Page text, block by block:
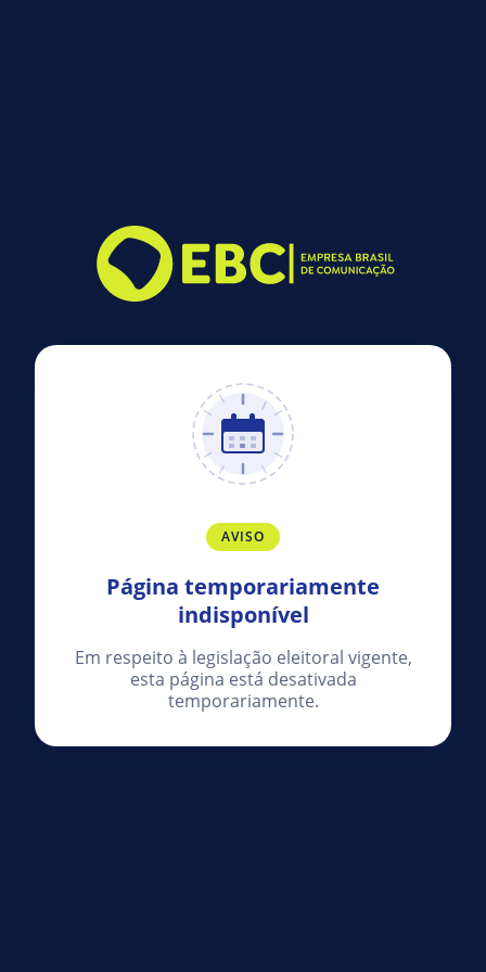
AVISO
Página temporariamente
indisponível
Em respeito à legislação eleitoral vigente,
esta página está desativada
temporariamente.